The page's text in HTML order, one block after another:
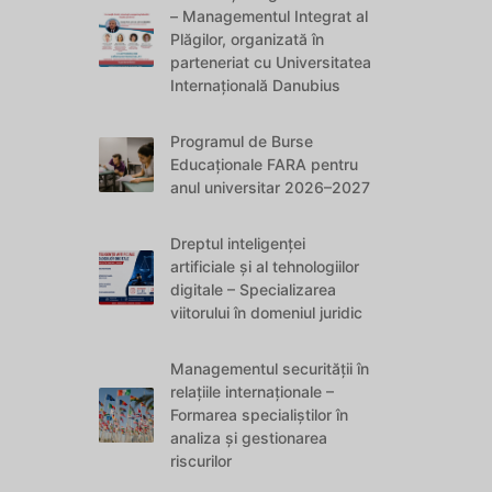
– Managementul Integrat al
Plăgilor, organizată în
parteneriat cu Universitatea
Internațională Danubius
Programul de Burse
Educaționale FARA pentru
anul universitar 2026–2027
Dreptul inteligenței
artificiale și al tehnologiilor
digitale – Specializarea
viitorului în domeniul juridic
Managementul securității în
relațiile internaționale –
Formarea specialiștilor în
analiza și gestionarea
riscurilor